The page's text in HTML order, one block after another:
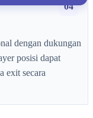
04
dengan dukungan
posisi dapat
exit secara